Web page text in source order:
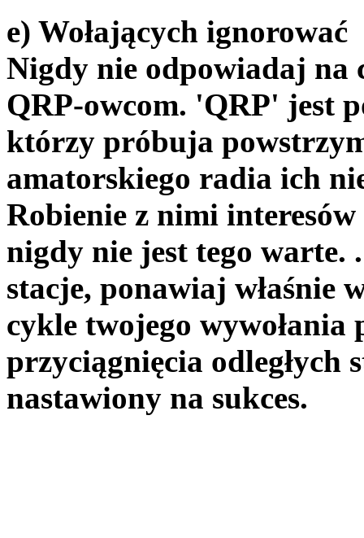
e) Wołających ignorować
Nigdy nie odpowiadaj na
QRP-owcom. 'QRP' jest
którzy próbuja
amatorskiego radia ich
Robienie z nimi
nigdy nie jest tego warte.
stacje, ponawiaj właśnie
cykle twojego wywołania
przyciągnięcia odległych
nastawiony na sukces.